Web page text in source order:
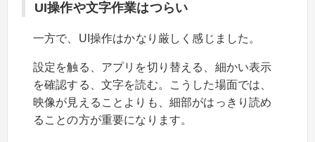
UI操作や文字作業はつらい
一方で、UI操作はかなり厳しく感じました。
設定を触る、アプリを切り替える、細かい表示
を確認する、文字を読む。こうした場面では、
映像が見えることよりも、細部がはっきり読め
ることの方が重要になります。